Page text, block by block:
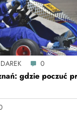
0
gdzie poczuć